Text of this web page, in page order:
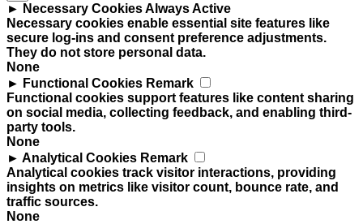
► Necessary CookiesAlways Active
Necessary cookies enable essential site features like
secure log-ins and consent preference adjustments.
They do not store personal data.
None
► Functional Cookies Remark
Functional cookies support features like content sharing
on social media, collecting feedback, and enabling third-
party tools.
None
► Analytical Cookies Remark
Analytical cookies track visitor interactions, providing
insights on metrics like visitor count, bounce rate, and
traffic sources.
None